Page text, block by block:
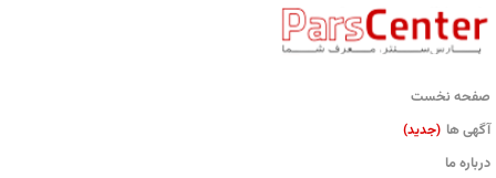
صفحه نخست
آگهی ها (جدید)
درباره ما